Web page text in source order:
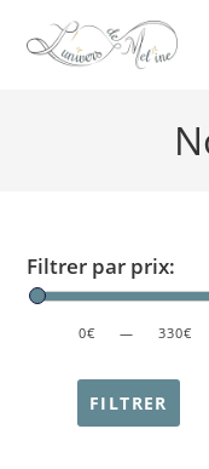
Filtrer par prix:
PRICE:0€ — 330€